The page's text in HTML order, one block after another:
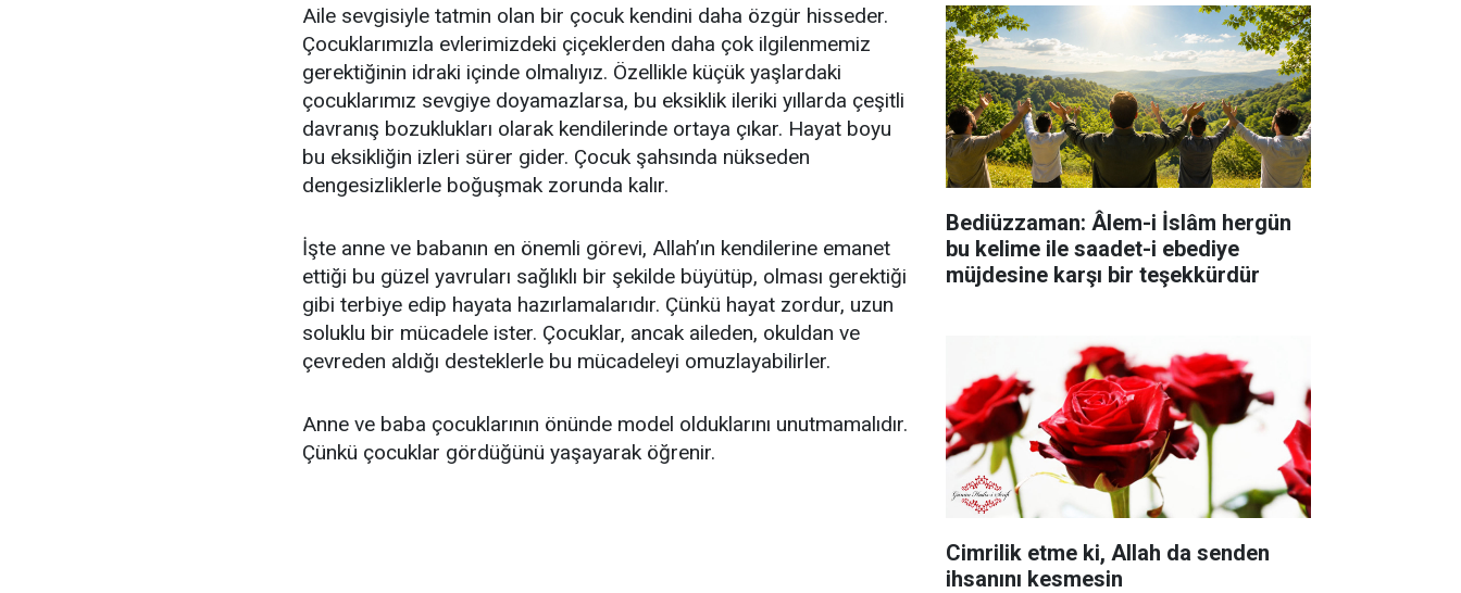
Aile sevgisiyle tatmin olan bir çocuk kendini daha özgür hisseder.
Çocuklarımızla evlerimizdeki çiçeklerden daha çok ilgilenmemiz
gerektiğinin idraki içinde olmalıyız. Özellikle küçük yaşlardaki
çocuklarımız sevgiye doyamazlarsa, bu eksiklik ileriki yıllarda çeşitli
davranış bozuklukları olarak kendilerinde ortaya çıkar. Hayat boyu
bu eksikliğin izleri sürer gider. Çocuk şahsında nükseden
dengesizliklerle boğuşmak zorunda kalır.
İşte anne ve babanın en önemli görevi, Allah’ın kendilerine emanet
ettiği bu güzel yavruları sağlıklı bir şekilde büyütüp, olması gerektiği
gibi terbiye edip hayata hazırlamalarıdır. Çünkü hayat zordur, uzun
soluklu bir mücadele ister. Çocuklar, ancak aileden, okuldan ve
çevreden aldığı desteklerle bu mücadeleyi omuzlayabilirler.
Anne ve baba çocuklarının önünde model olduklarını unutmamalıdır.
Çünkü çocuklar gördüğünü yaşayarak öğrenir.
Bediüzzaman: Âlem-i İslâm hergün
bu kelime ile saadet-i ebediye
müjdesine karşı bir teşekkürdür
Cimrilik etme ki, Allah da senden
ihsanını kesmesin